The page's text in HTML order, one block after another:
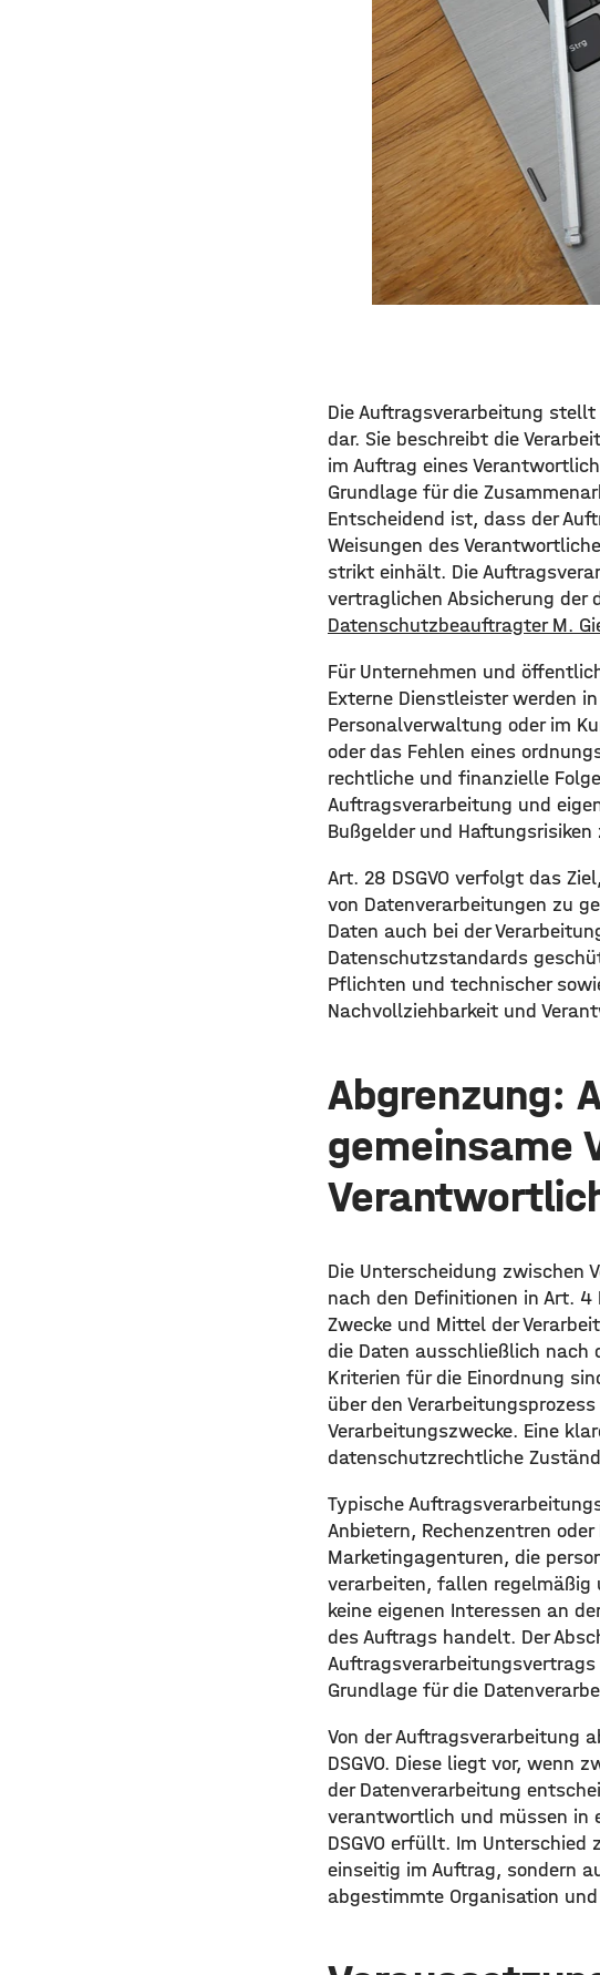
Die Auftragsverarbeitung
dar. Sie beschreibt die
im Auftrag eines
Grundlage für die
Entscheidend ist, dass der
Weisungen des
strikt einhält. Die
vertraglichen Absicherung
Datenschutzbeauftragter M.
Für Unternehmen und
Externe Dienstleister werden
Personalverwaltung oder im
oder das Fehlen eines
rechtliche und finanzielle
Auftragsverarbeitung und
Bußgelder und Haftungsrisiken
Art. 28 DSGVO verfolgt das
von Datenverarbeitungen zu
Daten auch bei der
Datenschutzstandards
Pflichten und technischer
Nachvollziehbarkeit und
Abgrenzung:
gemeinsame
Die Unterscheidung zwischen
nach den Definitionen in Art. 4
Zwecke und Mittel der
die Daten ausschließlich nach
Kriterien für die Einordnung
über den
Verarbeitungszwecke. Eine
datenschutzrechtliche
Typische
Anbietern, Rechenzentren
Marketingagenturen, die
verarbeiten, fallen regelmäßig
keine eigenen Interessen an
des Auftrags handelt. Der
Grundlage für die
Von der Auftragsverarbeitung
DSGVO. Diese liegt vor, wenn
der Datenverarbeitung
verantwortlich und müssen in
DSGVO erfüllt. Im
einseitig im Auftrag, sondern
abgestimmte Organisation